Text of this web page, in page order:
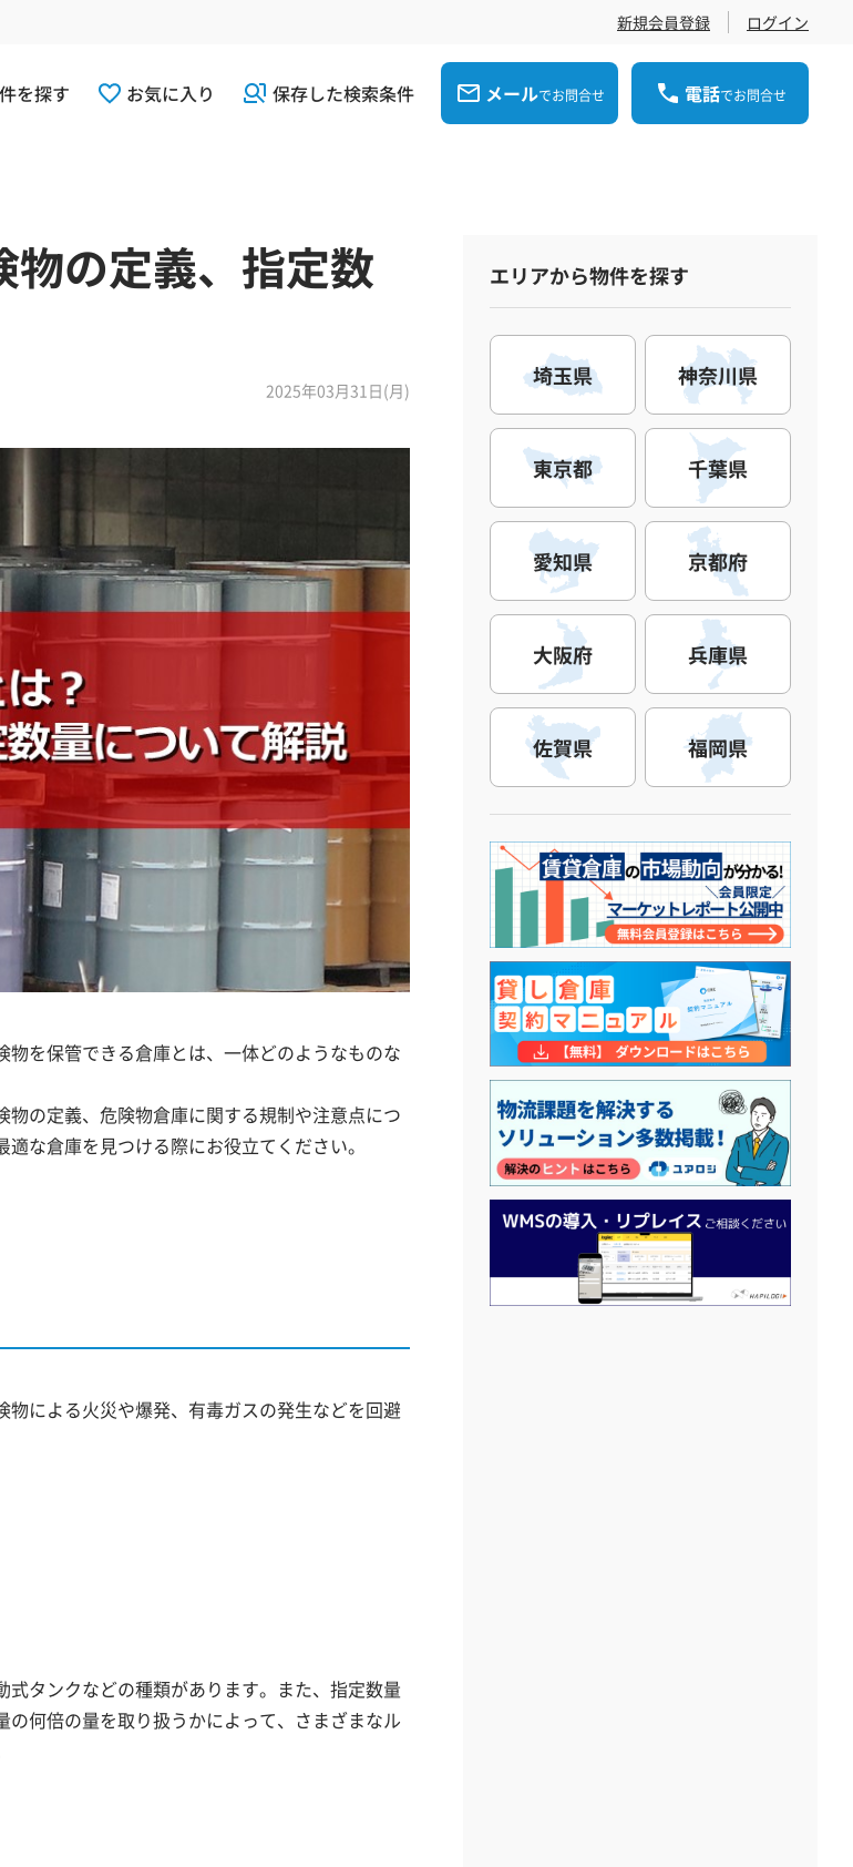
新規会員登録 ログイン
を探す お気に入り 保存した検索条件 メールでお問合せ 電話でお問合せ
の定義、指定数
2025年03月31日(月)
を保管できる倉庫とは、一体どのようなものな
の定義、危険物倉庫に関する規制や注意点につ
な倉庫を見つける際にお役立てください。
による火災や爆発、有毒ガスの発生などを回避
タンクなどの種類があります。また、指定数量
何倍の量を取り扱うかによって、さまざまなル
エリアから物件を探す
埼玉県 神奈川県
東京都 千葉県
愛知県 京都府
大阪府 兵庫県
佐賀県 福岡県